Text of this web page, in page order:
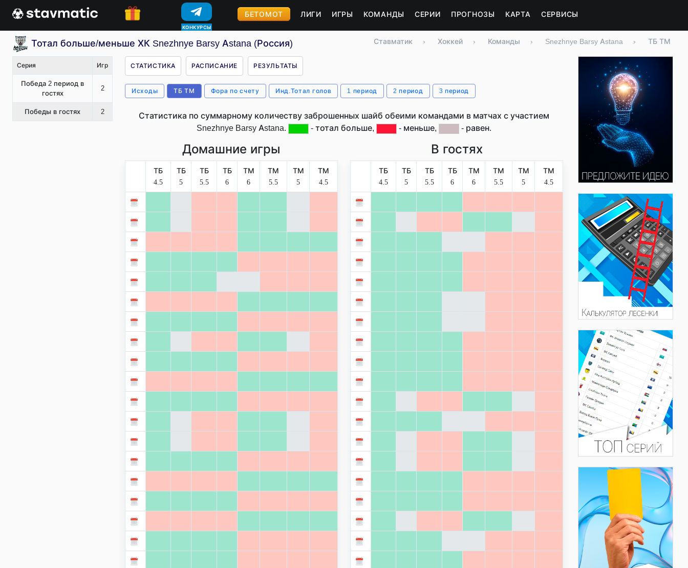
КОНКУРСЫ
БЕТОМОТ ЛИГИ ИГРЫ КОМАНДЫ СЕРИИ ПРОГНОЗЫ КАРТА СЕРВИСЫ
Тотал больше/меньше ХК Snezhnye Barsy Astana (Россия) Ставматик › Хоккей › Команды › Snezhnye Barsy Astana › ТБ ТМ
Серия Игр
Победа 2 период в
гостях
2
Победы в гостях 2
СТАТИСТИКА РАСПИСАНИЕ РЕЗУЛЬТАТЫ
Исходы ТБ ТМ Фора по счету Инд.Тотал голов 1 период 2 период 3 период
Статистика по суммарному количеству заброшенных шайб обеими командами в матчах с участием
Snezhnye Barsy Astana.
- тотал больше, - меньше, - равен.
Домашние игры
ТБ
4.5
ТБ
5
ТБ
5.5
ТБ
6
ТМ
6
ТМ
5.5
ТМ
5
ТМ
4.5
В гостях
ТБ
4.5
ТБ
5
ТБ
5.5
ТБ
6
ТМ
6
ТМ
5.5
ТМ
5
ТМ
4.5